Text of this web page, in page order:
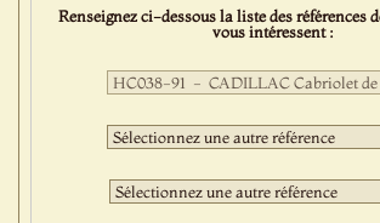
Renseignez ci-dessous la liste des références
vous intéressent :
Première
sélection
:Deuxième
sélection
:Troisième
sélection